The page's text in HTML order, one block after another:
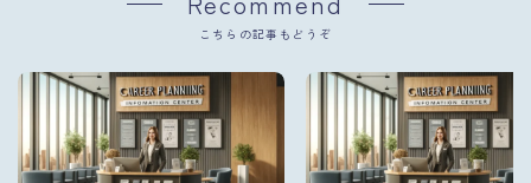
こちらの記事もどうぞ